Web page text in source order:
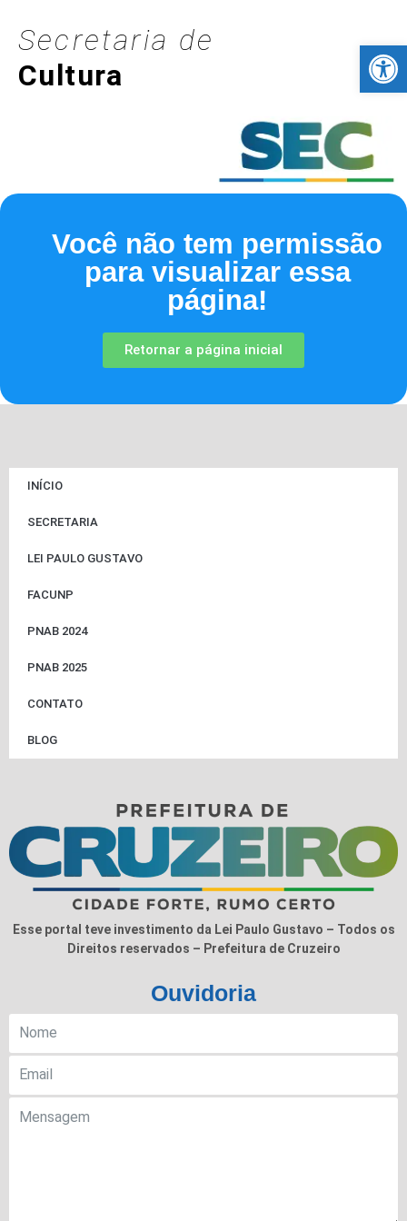
Secretaria de
Cultura
Você não tem permissão
para visualizar essa
página!
Retornar a página inicial
INÍCIO
SECRETARIA
LEI PAULO GUSTAVO
FACUNP
PNAB 2024
PNAB 2025
CONTATO
BLOG
Esse portal teve investimento da Lei Paulo Gustavo – Todos os
Direitos reservados – Prefeitura de Cruzeiro
Ouvidoria
Barra de